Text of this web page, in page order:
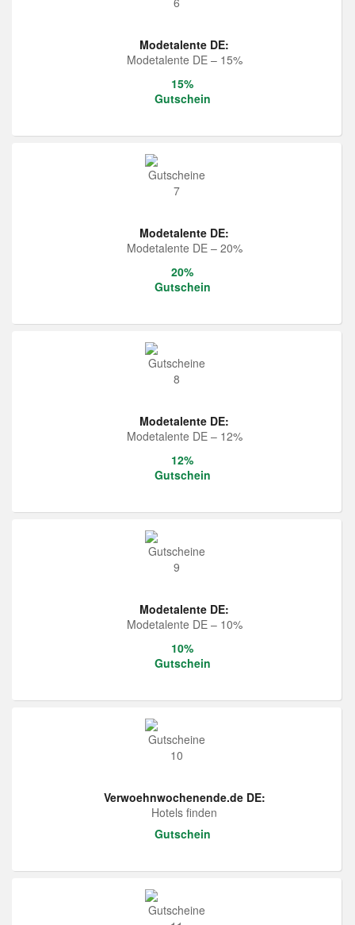
Modetalente DE:
Modetalente DE – 15%
15%
Gutschein
Modetalente DE:
Modetalente DE – 20%
20%
Gutschein
Modetalente DE:
Modetalente DE – 12%
12%
Gutschein
Modetalente DE:
Modetalente DE – 10%
10%
Gutschein
Verwoehnwochenende.de DE:
Hotels finden
Gutschein